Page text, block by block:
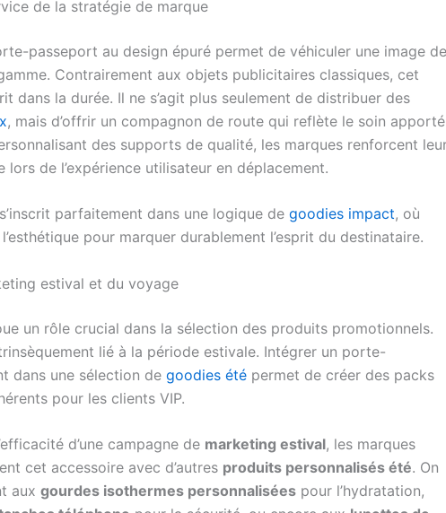
de la stratégie de marque
passeport au design épuré permet de véhiculer une image de
Contrairement aux objets publicitaires classiques, cet
dans la durée. Il ne s’agit plus seulement de distribuer des
, mais d’offrir un compagnon de route qui reflète le soin apporté
des supports de qualité, les marques renforcent
lors de l’expérience utilisateur en déplacement.
parfaitement dans une logique de goodies impact, où
pour marquer durablement l’esprit du destinataire.
estival et du voyage
un rôle crucial dans la sélection des produits promotionnels.
lié à la période estivale. Intégrer un porte-
dans une sélection de goodies été permet de créer des packs
pour les clients VIP.
d’une campagne de marketing estival, les marques
cet accessoire avec d’autres produits personnalisés été. On
aux gourdes isothermes personnalisées pour l’hydratation,